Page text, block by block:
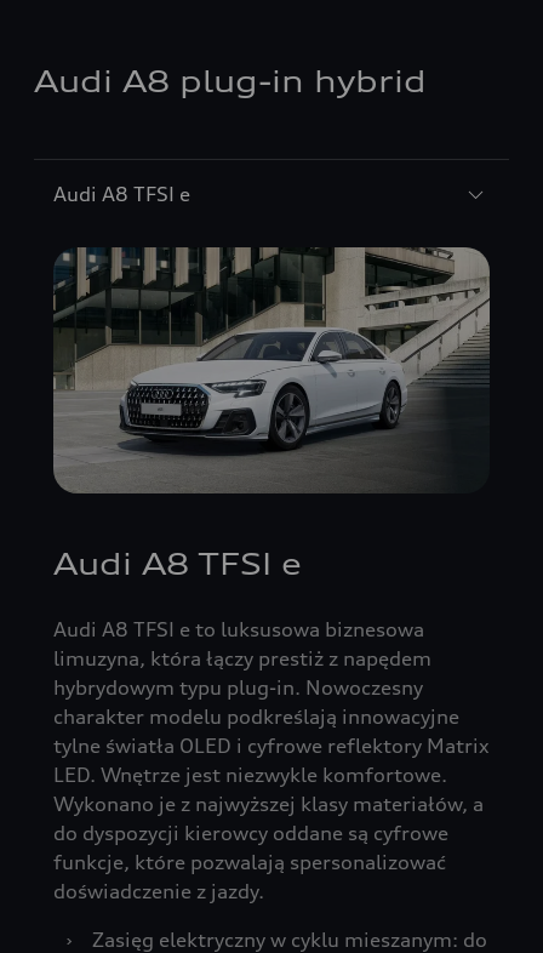
Audi A8 plug-in hybrid
Audi A8 TFSI e
Audi A8 TFSI e
Audi A8 TFSI e to luksusowa biznesowa
limuzyna, która łączy prestiż z napędem
hybrydowym typu plug-in. Nowoczesny
charakter modelu podkreślają innowacyjne
tylne światła OLED i cyfrowe reflektory Matrix
LED. Wnętrze jest niezwykle komfortowe.
Wykonano je z najwyższej klasy materiałów, a
do dyspozycji kierowcy oddane są cyfrowe
funkcje, które pozwalają spersonalizować
doświadczenie z jazdy.
›
Zasięg elektryczny w cyklu mieszanym: do